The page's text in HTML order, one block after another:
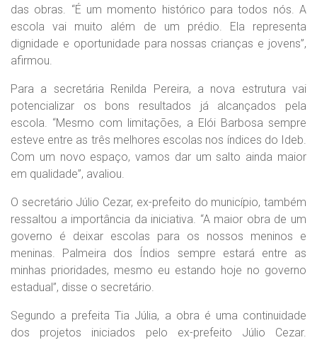
das obras. “É um momento histórico para todos nós. A
escola vai muito além de um prédio. Ela representa
dignidade e oportunidade para nossas crianças e jovens”,
afirmou.
Para a secretária Renilda Pereira, a nova estrutura vai
potencializar os bons resultados já alcançados pela
escola. “Mesmo com limitações, a Elói Barbosa sempre
esteve entre as três melhores escolas nos índices do Ideb.
Com um novo espaço, vamos dar um salto ainda maior
em qualidade”, avaliou.
O secretário Júlio Cezar, ex-prefeito do município, também
ressaltou a importância da iniciativa. “A maior obra de um
governo é deixar escolas para os nossos meninos e
meninas. Palmeira dos Índios sempre estará entre as
minhas prioridades, mesmo eu estando hoje no governo
estadual”, disse o secretário.
Segundo a prefeita Tia Júlia, a obra é uma continuidade
dos projetos iniciados pelo ex-prefeito Júlio Cezar.